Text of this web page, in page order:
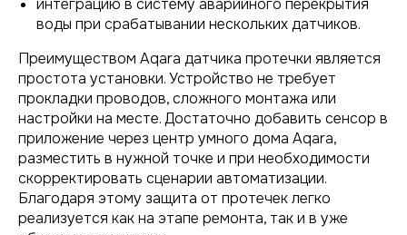
воды при срабатывании нескольких датчиков.
Преимуществом Aqara датчика протечки является
простота установки. Устройство не требует
прокладки проводов, сложного монтажа или
настройки на месте. Достаточно добавить сенсор в
приложение через центр умного дома Aqara,
разместить в нужной точке и при необходимости
скорректировать сценарии автоматизации.
Благодаря этому защита от протечек легко
реализуется как на этапе ремонта, так и в уже